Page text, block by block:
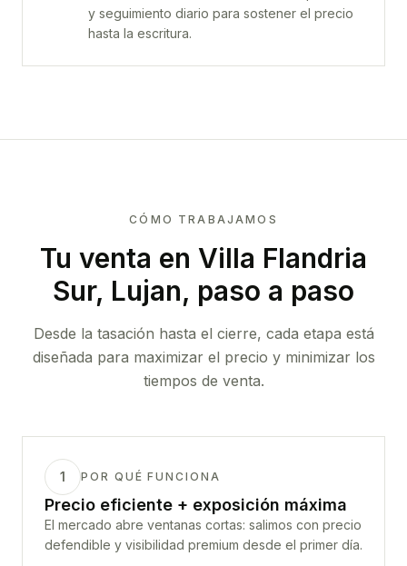
y seguimiento diario para sostener el precio
hasta la escritura.
CÓMO TRABAJAMOS
Tu venta en Villa Flandria
Sur, Lujan, paso a paso
Desde la tasación hasta el cierre, cada etapa está
diseñada para maximizar el precio y minimizar los
tiempos de venta.
1 POR QUÉ FUNCIONA
Precio eficiente + exposición máxima
El mercado abre ventanas cortas: salimos con precio
defendible y visibilidad premium desde el primer día.